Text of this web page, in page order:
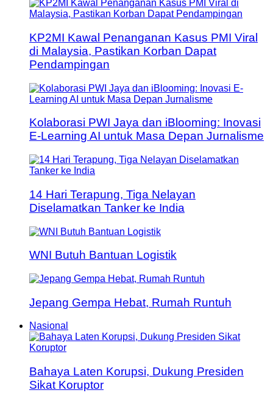
KP2MI Kawal Penanganan Kasus PMI Viral
di Malaysia, Pastikan Korban Dapat
Pendampingan
Kolaborasi PWI Jaya dan iBlooming: Inovasi
E-Learning AI untuk Masa Depan Jurnalisme
14 Hari Terapung, Tiga Nelayan
Diselamatkan Tanker ke India
WNI Butuh Bantuan Logistik
Jepang Gempa Hebat, Rumah Runtuh
Nasional
Bahaya Laten Korupsi, Dukung Presiden
Sikat Koruptor